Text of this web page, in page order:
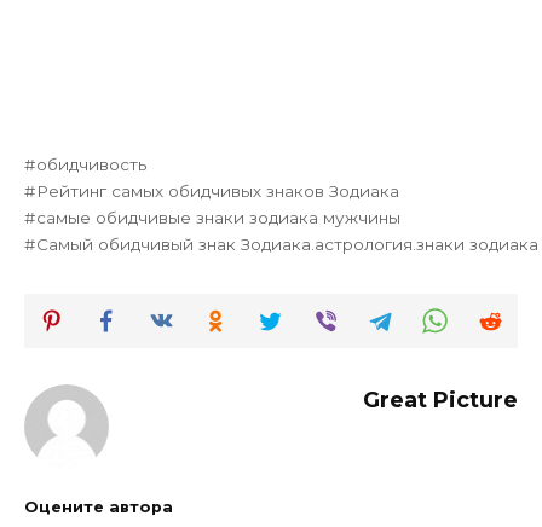
обидчивость
Рейтинг самых обидчивых знаков Зодиака
самые обидчивые знаки зодиака мужчины
Самый обидчивый знак Зодиака.астрология.знаки зодиака
Great Picture
Оцените автора